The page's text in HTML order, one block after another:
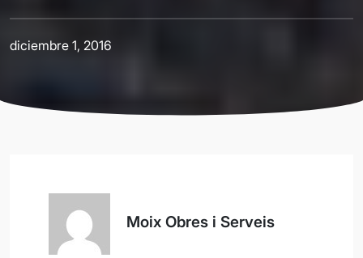
diciembre 1, 2016
Moix Obres i Serveis